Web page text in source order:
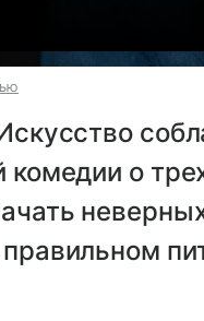
комедии о